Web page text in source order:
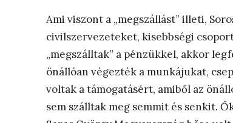
Ami viszont a „megszállást” illeti,
civilszervezeteket, kisebbségi
„megszálltak” a pénzükkel, akkor
önállóan végezték a munkájukat,
voltak a támogatásért, amiből az
sem szálltak meg semmit és senkit.